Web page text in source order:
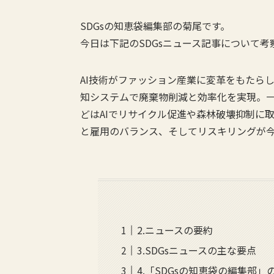
SDGsの知恵袋編集部の菊尾です。
今日は下記のSDGsニュース記事について
AI技術がファッション産業に変革をもたら
知システムで廃棄物削減と効率化を実現。
どはAIでリサイクル促進や森林破壊抑制に
と雇用のバランス、そしてリスキリングが
2.ニュースの要約
3.SDGsニュースの主な要点
4.「SDGsの知恵袋の編集部」